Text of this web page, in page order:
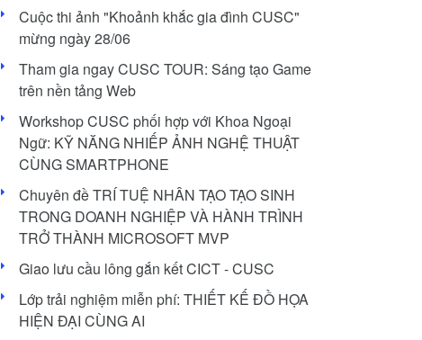
Cuộc thi ảnh "Khoảnh khắc gia đình CUSC"
mừng ngày 28/06
Tham gia ngay CUSC TOUR: Sáng tạo Game
trên nền tảng Web
Workshop CUSC phối hợp với Khoa Ngoại
Ngữ: KỸ NĂNG NHIẾP ẢNH NGHỆ THUẬT
CÙNG SMARTPHONE
Chuyên đề TRÍ TUỆ NHÂN TẠO TẠO SINH
TRONG DOANH NGHIỆP VÀ HÀNH TRÌNH
TRỞ THÀNH MICROSOFT MVP
Giao lưu cầu lông gắn kết CICT - CUSC
Lớp trải nghiệm miễn phí: THIẾT KẾ ĐỒ HỌA
HIỆN ĐẠI CÙNG AI